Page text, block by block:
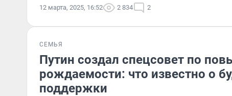
12 марта, 2025, 16:52 2 834 2
СЕМЬЯ
Путин создал спецсовет по
рождаемости: что известно о
поддержки